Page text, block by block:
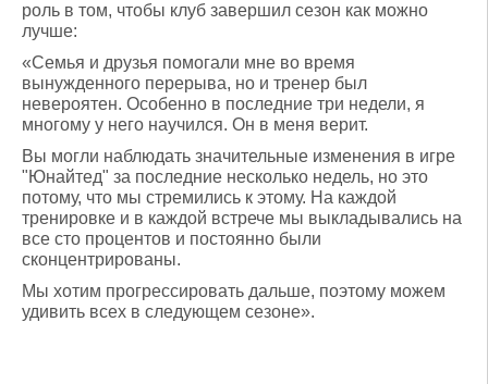
роль в том, чтобы клуб завершил сезон как можно
лучше:
«Семья и друзья помогали мне во время
вынужденного перерыва, но и тренер был
невероятен. Особенно в последние три недели, я
многому у него научился. Он в меня верит.
Вы могли наблюдать значительные изменения в игре
"Юнайтед" за последние несколько недель, но это
потому, что мы стремились к этому. На каждой
тренировке и в каждой встрече мы выкладывались на
все сто процентов и постоянно были
сконцентрированы.
Мы хотим прогрессировать дальше, поэтому можем
удивить всех в следующем сезоне».